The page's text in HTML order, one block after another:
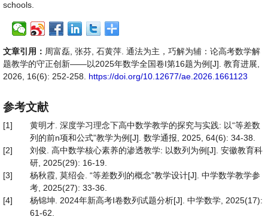
schools.
文章引用： 周富磊, 张芬, 石黄萍. 通法为主，巧解为辅：论高考数学解
题教学的守正创新——以2025年数学全国卷I第16题为例[J]. 教育进展,
2026, 16(6): 252-258. https://doi.org/10.12677/ae.2026.1661123
参考文献
[1]
黄明才. 深度学习理念下高中数学教学的探究与实践: 以“等差数
列的前n项和公式”教学为例[J]. 数学通报, 2025, 64(6): 34-38.
[2]
刘俊. 高中数学核心素养的渗透教学: 以数列为例[J]. 安徽教育科
研, 2025(29): 16-19.
[3]
杨秋霞, 莫绍会. “等差数列的概念”教学设计[J]. 中学数学教学参
考, 2025(27): 33-36.
[4]
杨锦坤. 2024年新高考Ⅰ卷数列试题分析[J]. 中学数学, 2025(17):
61-62.